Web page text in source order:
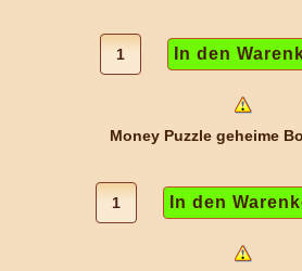
Money Puzzle geheime